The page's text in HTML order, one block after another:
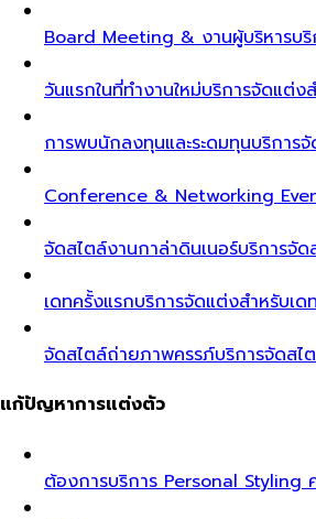
Board Meeting & งานผู้บริหารบ
วันแรกในที่ทำงานใหม่บริการจัดแต่ง
การพบนักลงทุนและระดมทุนบริการ
Conference & Networking
จัดสไตล์งานกาล่าดินเนอร์บริการจั
เดทครั้งแรกบริการจัดแต่งสำหรับเ
จัดสไตล์ถ่ายภาพครรภ์บริการจัดสไ
แก้ปัญหาการแต่งตัว
ต้องการบริการ Personal Styling